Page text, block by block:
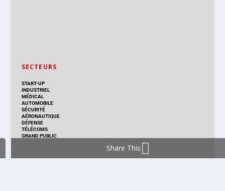
SECTEURS
START-UP
INDUSTRIEL
MÉDICAL
AUTOMOBILE
SÉCURITÉ
AÉRONAUTIQUE
DÉFENSE
TÉLÉCOMS
GRAND PUBLIC
Share This